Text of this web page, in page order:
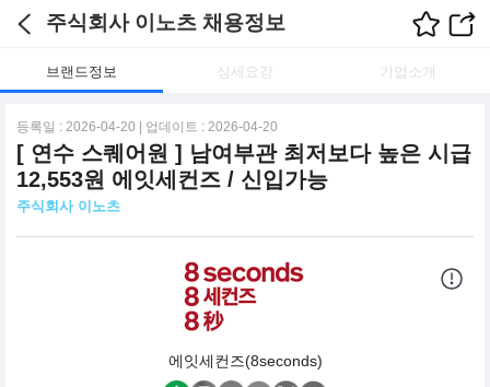
주식회사 이노츠 채용정보
브랜드정보 상세요강 기업소개
등록일 : 2026-04-20 | 업데이트 : 2026-04-20
[ 연수 스퀘어원 ] 남여부관 최저보다 높은 시급
12,553원 에잇세컨즈 / 신입가능
주식회사 이노츠
에잇세컨즈(8seconds)